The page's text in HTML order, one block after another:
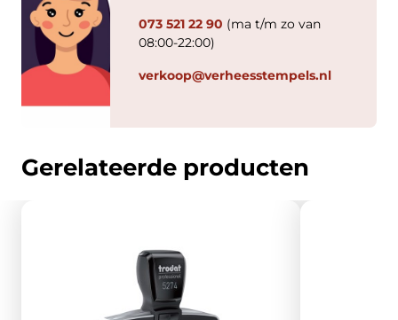
073 521 22 90 (ma t/m zo van
08:00-22:00)
verkoop@verheesstempels.nl
Gerelateerde producten